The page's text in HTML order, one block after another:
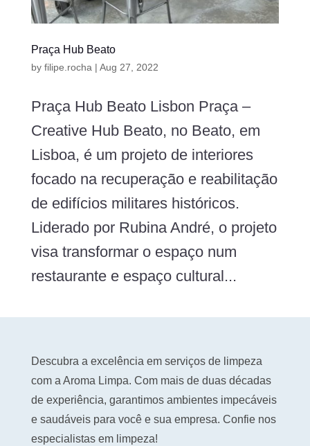
Praça Hub Beato
by filipe.rocha| Aug 27, 2022
Praça Hub Beato Lisbon Praça –
Creative Hub Beato, no Beato, em
Lisboa, é um projeto de interiores
focado na recuperação e reabilitação
de edifícios militares históricos.
Liderado por Rubina André, o projeto
visa transformar o espaço num
restaurante e espaço cultural...
Descubra a excelência em serviços de limpeza
com a Aroma Limpa. Com mais de duas décadas
de experiência, garantimos ambientes impecáveis
e saudáveis para você e sua empresa. Confie nos
especialistas em limpeza!